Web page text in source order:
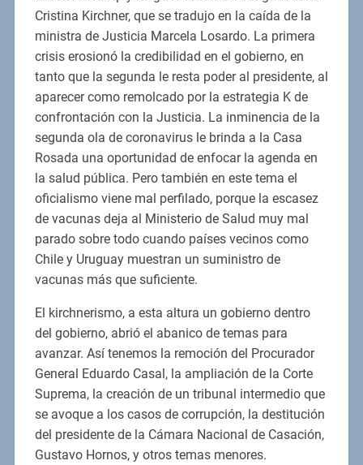
Cristina Kirchner, que se tradujo en la caída de la
ministra de Justicia Marcela Losardo. La primera
crisis erosionó la credibilidad en el gobierno, en
tanto que la segunda le resta poder al presidente, al
aparecer como remolcado por la estrategia K de
confrontación con la Justicia. La inminencia de la
segunda ola de coronavirus le brinda a la Casa
Rosada una oportunidad de enfocar la agenda en
la salud pública. Pero también en este tema el
oficialismo viene mal perfilado, porque la escasez
de vacunas deja al Ministerio de Salud muy mal
parado sobre todo cuando países vecinos como
Chile y Uruguay muestran un suministro de
vacunas más que suficiente.
El kirchnerismo, a esta altura un gobierno dentro
del gobierno, abrió el abanico de temas para
avanzar. Así tenemos la remoción del Procurador
General Eduardo Casal, la ampliación de la Corte
Suprema, la creación de un tribunal intermedio que
se avoque a los casos de corrupción, la destitución
del presidente de la Cámara Nacional de Casación,
Gustavo Hornos, y otros temas menores.